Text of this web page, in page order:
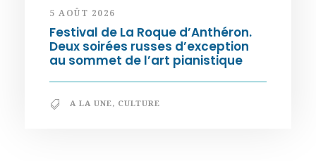
5 AOÛT 2026
Festival de La Roque d’Anthéron.
Deux soirées russes d’exception
au sommet de l’art pianistique
A LA UNE, CULTURE